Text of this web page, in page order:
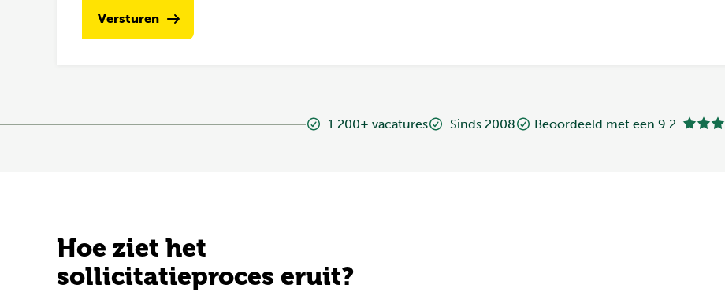
Versturen
1.200+ vacatures Sinds 2008 Beoordeeld met een 9.2
Hoe ziet het
sollicitatieproces eruit?